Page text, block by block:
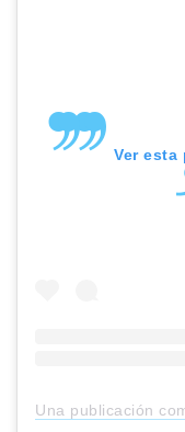
Ver
Una publicación